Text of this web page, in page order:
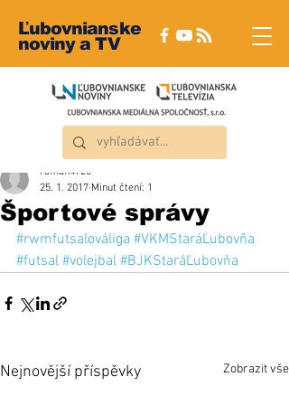
Ľubovnianske
noviny a TV
Športové správy
roman4723
25. 1. 2017 Minut čtení: 1
#rwmfutsalováliga #VKMStaráĽubovňa
#futsal #volejbal #BJKStaráĽubovňa
Nejnovější příspěvky Zobrazit vše